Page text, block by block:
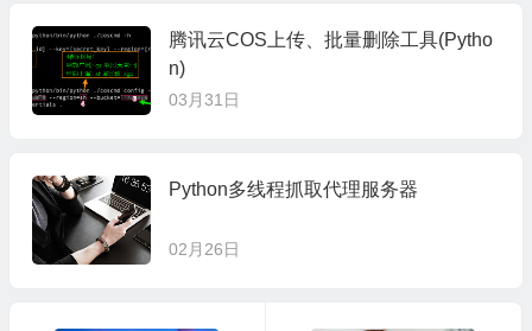
腾讯云COS上传、批量删除工具(Pytho
n)
03月31日
Python多线程抓取代理服务器
02月26日